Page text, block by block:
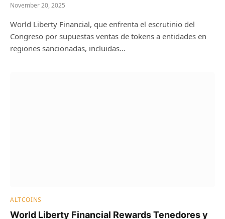
November 20, 2025
World Liberty Financial, que enfrenta el escrutinio del
Congreso por supuestas ventas de tokens a entidades en
regiones sancionadas, incluidas…
ALTCOINS
World Liberty Financial Rewards Tenedores y